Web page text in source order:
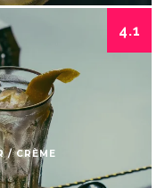
4.1
/ CRÈME